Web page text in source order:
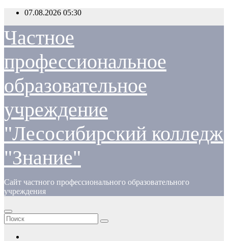
Перейти
содержимому
07.08.2026 05:30
Частное
профессиональное
образовательное
учреждение
"Лесосибирский колледж
"Знание"
Сайт частного профессионального образовательного
учреждения